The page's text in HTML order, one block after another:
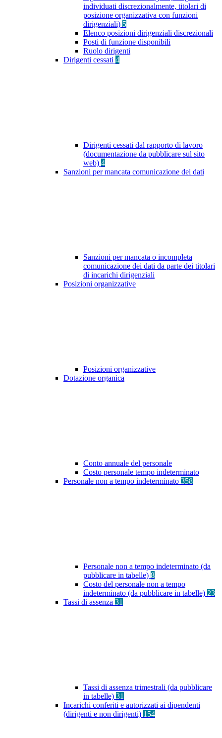
individuati discrezionalmente, titolari di
posizione organizzativa con funzioni
dirigenziali) 5
Elenco posizioni dirigenziali discrezionali
Posti di funzione disponibili
Ruolo dirigenti
Dirigenti cessati 4
Dirigenti cessati dal rapporto di lavoro
(documentazione da pubblicare sul sito
web) 4
Sanzioni per mancata comunicazione dei dati
Sanzioni per mancata o incompleta
comunicazione dei dati da parte dei titolari
di incarichi dirigenziali
Posizioni organizzative
Posizioni organizzative
Dotazione organica
Conto annuale del personale
Costo personale tempo indeterminato
Personale non a tempo indeterminato 358
Personale non a tempo indeterminato (da
pubblicare in tabelle) 8
Costo del personale non a tempo
indeterminato (da pubblicare in tabelle) 23
Tassi di assenza 31
Tassi di assenza trimestrali (da pubblicare
in tabelle) 31
Incarichi conferiti e autorizzati ai dipendenti
(dirigenti e non dirigenti) 154